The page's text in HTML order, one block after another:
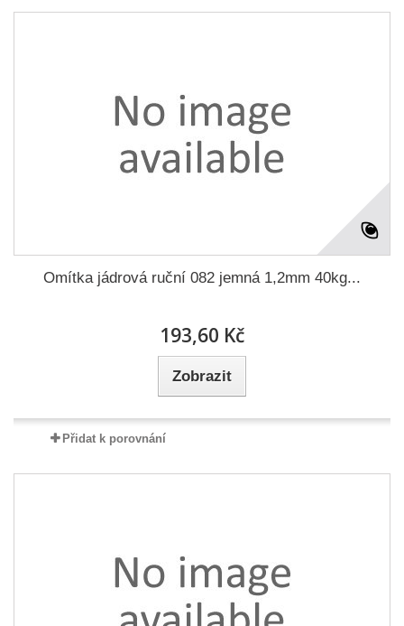
Omítka jádrová ruční 082 jemná 1,2mm 40kg...
193,60 Kč
Zobrazit
Přidat k porovnání